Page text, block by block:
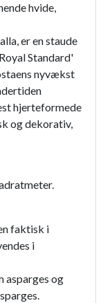
hvide,
er en staude
Standard'
nyvækst
hjerteformede
og dekorativ,
faktisk i
i
asparges og